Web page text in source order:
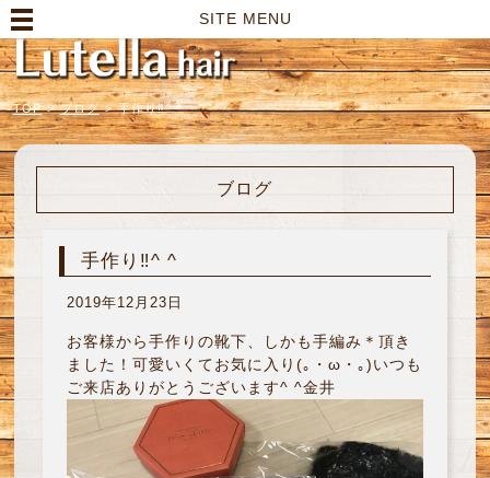
SITE MENU
TOP > ブログ > 手作り‼︎^ ^
ブログ
手作り‼︎^ ^
2019年12月23日
お客様から手作りの靴下、しかも手編み＊頂き
ました！可愛いくてお気に入り(｡・ω・｡)いつも
ご来店ありがとうございます^ ^金井